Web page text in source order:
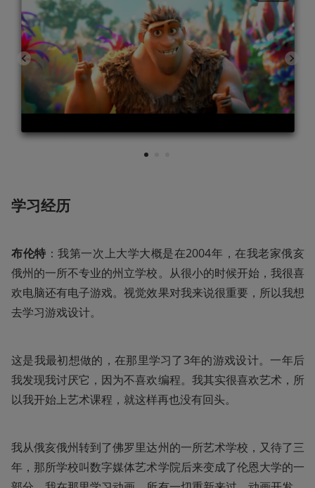
1
学习经历
布伦特 ：我第一次上大学大概是在2004年，在我老家俄亥
俄州的一所不专业的州立学校。从很小的时候开始，我很喜
欢电脑还有电子游戏。视觉效果对我来说很重要，所以我想
去学习游戏设计。
这是我最初想做的，在那里学习了3年的游戏设计。一年后
我发现我讨厌它，因为不喜欢编程。我其实很喜欢艺术，所
以我开始上艺术课程，就这样再也没有回头。
我从俄亥俄州转到了佛罗里达州的一所艺术学校，又待了三
年，那所学校叫数字媒体艺术学院后来变成了伦恩大学的一